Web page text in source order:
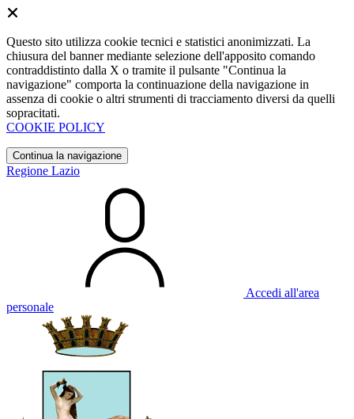
Questo sito utilizza cookie tecnici e statistici anonimizzati. La
chiusura del banner mediante selezione dell'apposito comando
contraddistinto dalla X o tramite il pulsante "Continua la
navigazione" comporta la continuazione della navigazione in
assenza di cookie o altri strumenti di tracciamento diversi da quelli
sopracitati.
COOKIE POLICY
Continua la navigazione
Regione Lazio
Accedi all'area
personale